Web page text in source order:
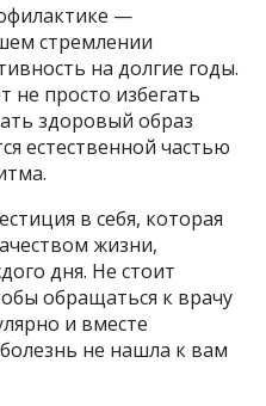
—
стремлении
на долгие годы.
не просто избегать
здоровый образ
естественной частью
в себя, которая
жизни,
дня. Не стоит
обращаться к врачу
и вместе
не нашла к вам